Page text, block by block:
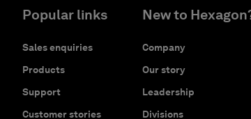
Popular links
Sales enquiries
Products
Support
Customer stories
New to
Company
Our story
Leadership
Divisions